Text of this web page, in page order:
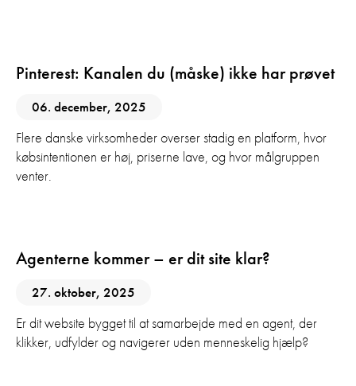
Pinterest: Kanalen du (måske) ikke har prøvet
06. december, 2025
Flere danske virksomheder overser stadig en platform, hvor
købsintentionen er høj, priserne lave, og hvor målgruppen
venter.
Agenterne kommer – er dit site klar?
27. oktober, 2025
Er dit website bygget til at samarbejde med en agent, der
klikker, udfylder og navigerer uden menneskelig hjælp?